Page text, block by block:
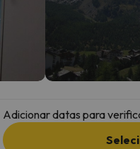
Adicionar datas para